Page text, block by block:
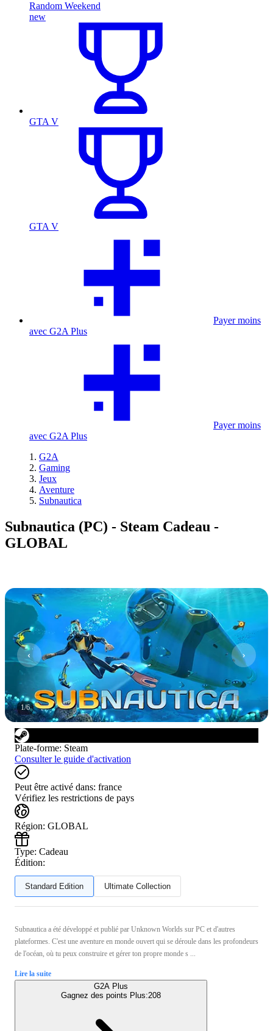
Random Weekend
new
GTA V
GTA V
Payer moins
avec G2A Plus
Payer moins
avec G2A Plus
G2A
Gaming
Jeux
Aventure
Subnautica
Subnautica (PC) - Steam Cadeau -
GLOBAL
1/6
Plate-forme: Steam
Consulter le guide d'activation
Peut être activé dans: france
Vérifiez les restrictions de pays
Région: GLOBAL
Type: Cadeau
Édition:
Standard Edition Ultimate Collection
Subnautica a été développé et publié par Unknown Worlds sur PC et d'autres
plateformes. C'est une aventure en monde ouvert qui se déroule dans les profondeurs
de l'océan, où tu peux construire et gérer ton propre monde s ...
Lire la suite
G2A Plus
Gagnez des points Plus:208